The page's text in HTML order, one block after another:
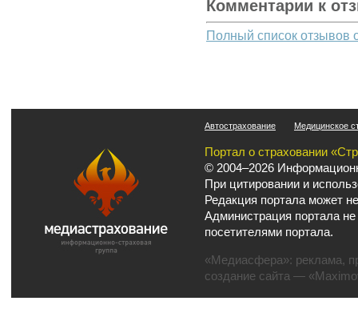
Комментарии к
Полный список отзывов
Автострахование Медицинское
Портал о страховании
© 2004–2026
При цитировании и
Редакция портала может
Администрация портала
посетителями портала.
«Медиасфера»: реклама,
создание сайта —